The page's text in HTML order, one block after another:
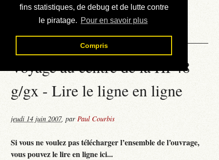
fins statistiques, de debug et de lutte contre
le piratage. Pour en savoir plus
Compris
Téléchargement
Contact
Voyage au centre de la HP48
g/gx - Lire le ligne en ligne
jeudi 14 juin 2007,parPaul Courbis
Si vous ne voulez pas télécharger l’ensemble de l’ouvrage,
vous pouvez le lire en ligne ici...